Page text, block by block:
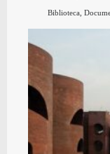
Biblioteca,